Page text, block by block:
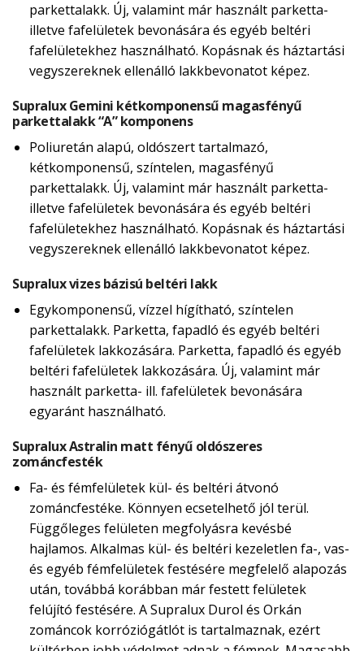
parkettalakk. Új, valamint már használt parketta-
illetve fafelületek bevonására és egyéb beltéri
fafelületekhez használható. Kopásnak és háztartási
vegyszereknek ellenálló lakkbevonatot képez.
Supralux Gemini kétkomponensű magasfényű
parkettalakk “A” komponens
Poliuretán alapú, oldószert tartalmazó,
kétkomponensű, színtelen, magasfényű
parkettalakk. Új, valamint már használt parketta-
illetve fafelületek bevonására és egyéb beltéri
fafelületekhez használható. Kopásnak és háztartási
vegyszereknek ellenálló lakkbevonatot képez.
Supralux vizes bázisú beltéri lakk
Egykomponensű, vízzel hígítható, színtelen
parkettalakk. Parketta, fapadló és egyéb beltéri
fafelületek lakkozására. Parketta, fapadló és egyéb
beltéri fafelületek lakkozására. Új, valamint már
használt parketta- ill. fafelületek bevonására
egyaránt használható.
Supralux Astralin matt fényű oldószeres
zománcfesték
Fa- és fémfelületek kül- és beltéri átvonó
zománcfestéke. Könnyen ecsetelhető jól terül.
Függőleges felületen megfolyásra kevésbé
hajlamos. Alkalmas kül- és beltéri kezeletlen fa-, vas-
és egyéb fémfelületek festésére megfelelő alapozás
után, továbbá korábban már festett felületek
felújító festésére. A Supralux Durol és Orkán
zománcok korróziógátlót is tartalmaznak, ezért